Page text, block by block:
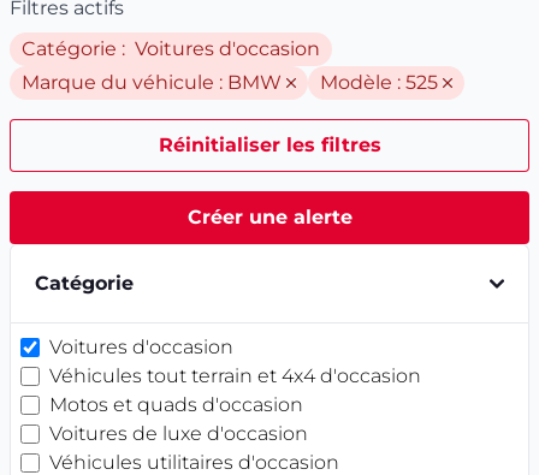
Filtres actifs
Catégorie : Voitures d'occasion
Marque du véhicule : BMW Modèle : 525
Réinitialiser les filtres
Créer une alerte
Catégorie
Voitures d'occasion
Véhicules tout terrain et 4x4 d'occasion
Motos et quads d'occasion
Voitures de luxe d'occasion
Véhicules utilitaires d'occasion